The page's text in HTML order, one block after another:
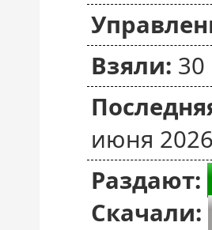
Взяли:
июня
Раздают:
Скачали: